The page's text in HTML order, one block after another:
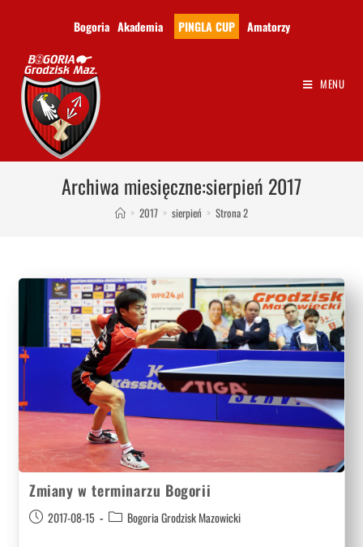
Bogoria Akademia PINGLA CUP Amatorzy
MENU
Archiwa miesięczne:sierpień 2017
> 2017 > sierpień > Strona 2
Zmiany w terminarzu Bogorii
2017-08-15 Bogoria Grodzisk Mazowicki